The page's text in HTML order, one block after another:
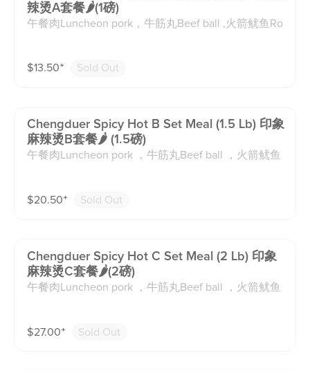
辣烫A套餐🌶️(1磅)
午餐肉Luncheon pork，牛筋丸Beef ball ,火箭鱿鱼Ro
蛋Quail Egg ，莲藕Lotus Root ，豆腐Tofu ，魔芋结Y
货，我们将由其他菜品替换。每份麻辣烫均配1碗米
饭，若有过敏请备注，我们将由套餐其他菜品代替）
$13.50⁺ Sold Out
Chengduer Spicy Hot B Set Meal (1.5 Lb) 印象
麻辣烫B套餐🌶 (1.5磅)
午餐肉Luncheon pork ，牛筋丸Beef ball ，火箭鱿鱼
鹑蛋Quail Egg ，南美大虾shrimp ，猪耳朵Pig ear ，
可替换，若缺货，我们将由其他菜品替换。每份麻辣
烫均配1碗米饭，若有过敏请备注，我们将由套餐其他
菜品代替）
$20.50⁺ Sold Out
Chengduer Spicy Hot C Set Meal (2 Lb) 印象
麻辣烫C套餐🌶️(2磅)
午餐肉Luncheon pork ，牛筋丸Beef ball ，火箭鱿鱼
鹑蛋Quail Egg ，南美大虾shrimp ，黄喉Beef Aorta
$27.00⁺ Sold Out